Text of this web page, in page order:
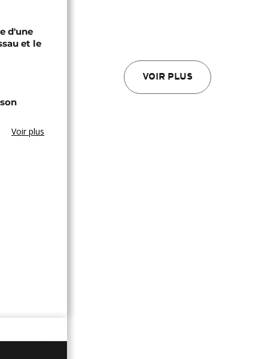
VOIR PLUS
d'une
et le
Voir plus